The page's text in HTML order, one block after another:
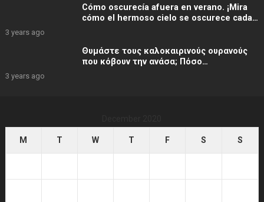
Cómo oscurecía afuera en verano. ¡Mira
cómo el hermoso cielo se oscurece cada
3 years ago
Θυμάστε τους καλοκαιρινούς ουρανούς
που κόβουν την ανάσα; Πόσο
3 years ago
M T W T F S S